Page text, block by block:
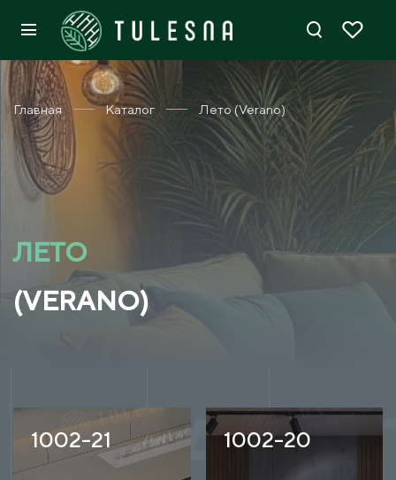
Главная Каталог Лето (Verano)
ЛЕТО
(VERANO)
1002-21 1002-20